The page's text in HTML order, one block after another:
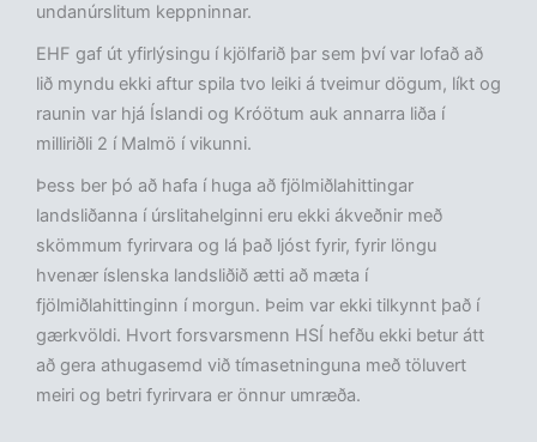
undanúrslitum keppninnar.
EHF gaf út yfirlýsingu í kjölfarið þar sem því var lofað að
lið myndu ekki aftur spila tvo leiki á tveimur dögum, líkt og
raunin var hjá Íslandi og Króötum auk annarra liða í
milliriðli 2 í Malmö í vikunni.
Þess ber þó að hafa í huga að fjölmiðlahittingar
landsliðanna í úrslitahelginni eru ekki ákveðnir með
skömmum fyrirvara og lá það ljóst fyrir, fyrir löngu
hvenær íslenska landsliðið ætti að mæta í
fjölmiðlahittinginn í morgun. Þeim var ekki tilkynnt það í
gærkvöldi. Hvort forsvarsmenn HSÍ hefðu ekki betur átt
að gera athugasemd við tímasetninguna með töluvert
meiri og betri fyrirvara er önnur umræða.